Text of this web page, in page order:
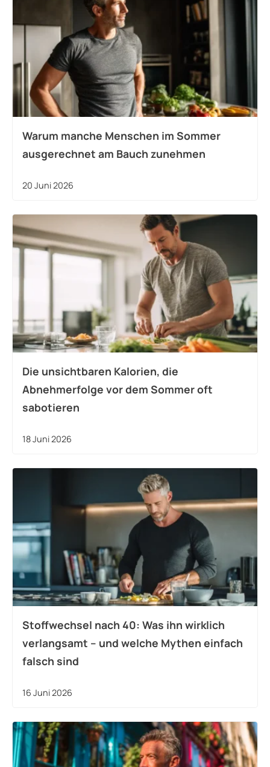
Warum manche Menschen im Sommer
ausgerechnet am Bauch zunehmen
20 Juni 2026
Die unsichtbaren Kalorien, die
Abnehmerfolge vor dem Sommer oft
sabotieren
18 Juni 2026
Stoffwechsel nach 40: Was ihn wirklich
verlangsamt – und welche Mythen einfach
falsch sind
16 Juni 2026